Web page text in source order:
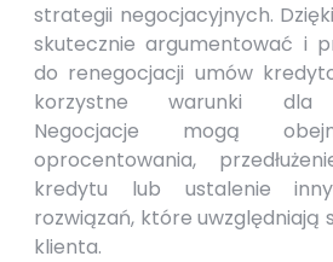
strategii negocjacyjnych.
skutecznie argumentować i
do renegocjacji umów
korzystne warunki dla
Negocjacje mogą
oprocentowania,
kredytu lub ustalenie
rozwiązań, które uwzględniają
klienta.